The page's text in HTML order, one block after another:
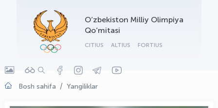
O‘zbekiston Milliy Olimpiya
Qo‘mitasi
CITIUS ALTIUS FORTIUS
Bosh sahifa Yangiliklar
OLYMPCHIK AI - yordamchi
Onlayn · olympic.uz